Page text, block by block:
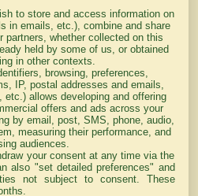
Courses
de Page
to store and access information on
in emails, etc.), combine and share
partners, whether collected on this
held by some of us, or obtained
in other contexts.
browsing, preferences,
IP, postal addresses and emails,
etc.) allows developing and offering
offers and ads across your
by email, post, SMS, phone, audio,
measuring their performance, and
audiences.
your consent at any time via the
also "set detailed preferences" and
not subject to consent. These